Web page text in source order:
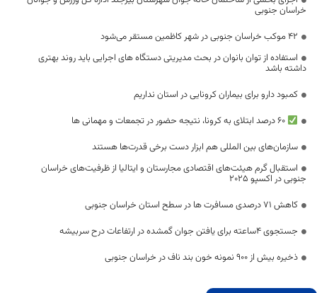
خراسان جنوبی
۴۲ موکب خراسان جنوبی در شهر کاظمین مستقر می‌شود
استفاده از توان بانوان در بحث مدیریتی دستگاه های اجرایی باید روند بهتری
داشته باشد
کمبود دارو برای بیماران کرونایی در استان نداریم
سازمان‌های بین المللی هم ابزار دست برخی قدرت‌ها هستند
استقبال گرم هیئت‌های اقتصادی مجارستان و ایتالیا از ظرفیت‌های خراسان
جنوبی در اکسپو ۲۰۲۵
کاهش ۷۱ درصدی مسافرت ها در سطح استان خراسان جنوبی
جستجوی ۴ساعته برای یافتن جوان گمشده در ارتفاعات درح سربیشه
ذخیره بیش از 900 نمونه خون بند ناف در خراسان جنوبی